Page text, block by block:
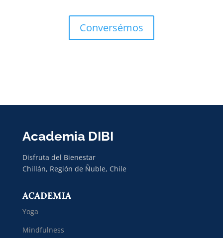
Conversémos
Academia DIBI
Disfruta del Bienestar
Chillán, Región de Ñuble, Chile
ACADEMIA
Yoga
Mindfulness